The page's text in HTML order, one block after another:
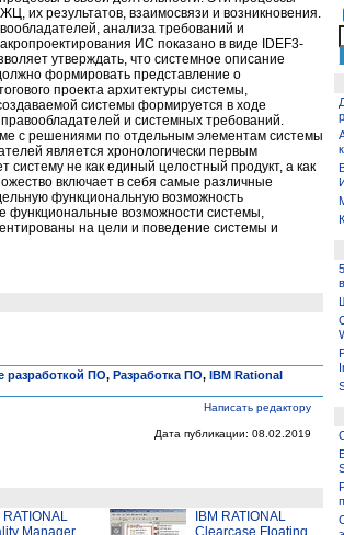
результатов, взаимосвязи и возникновения.
анализа требований и
ИС показано в виде IDEF3-
утверждать, что системное описание
формировать представление о
проекта архитектуры системы,
системы формируется в ходе
и системных требований.
с решениями по отдельным элементам системы
является хронологически первым
не как единый целостный продукт, а как
включает в себя самые различные
функциональную возможность
возможности системы,
на цели и поведение системы и
разработкой ПО, Разработка ПО, IBM Rational
Написать редактору
Дата публикации: 08.02.2019
RATIONAL
Manager
IBM RATIONAL
Clearcase Floating